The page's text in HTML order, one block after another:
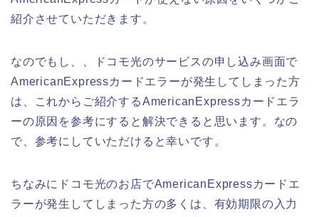
紹介させていただきます。
なのでもし、、ドコモ光のサービスの申し込み画面で
AmericanExpressカードエラーが発生してしまった方
は、これからご紹介するAmericanExpressカードエラ
ーの原因を参考にすると解決できると思います。なの
で、参考にしていただけると幸いです。
ちなみにドコモ光のお店でAmericanExpressカードエ
ラーが発生してしまった方の多くは、有効期限の入力